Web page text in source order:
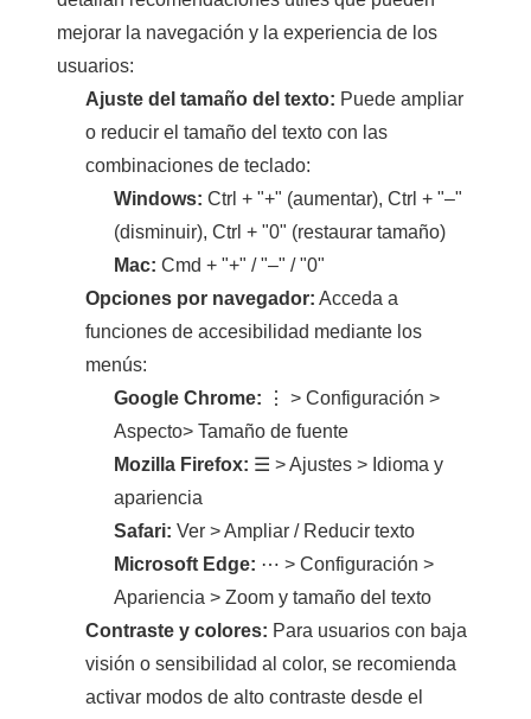
mejorar la navegación y la experiencia de los
usuarios:
Ajuste del tamaño del texto: Puede ampliar
o reducir el tamaño del texto con las
combinaciones de teclado:
Windows: Ctrl + "+" (aumentar), Ctrl + "–"
(disminuir), Ctrl + "0" (restaurar tamaño)
Mac: Cmd + "+" / "–" / "0"
Opciones por navegador: Acceda a
funciones de accesibilidad mediante los
menús:
Google Chrome: ⋮ > Configuración >
Aspecto> Tamaño de fuente
Mozilla Firefox: ☰ > Ajustes > Idioma y
apariencia
Safari: Ver > Ampliar / Reducir texto
Microsoft Edge: ⋯ > Configuración >
Apariencia > Zoom y tamaño del texto
Contraste y colores: Para usuarios con baja
visión o sensibilidad al color, se recomienda
activar modos de alto contraste desde el